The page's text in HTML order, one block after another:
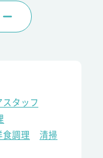
タッフ
食調理
清掃